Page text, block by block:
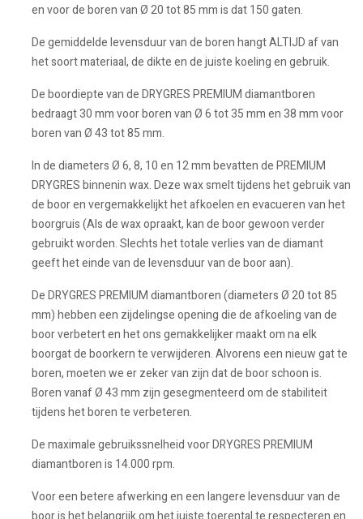
en voor de boren van Ø 20 tot 85 mm is dat 150 gaten.
De gemiddelde levensduur van de boren hangt ALTIJD af van
het soort materiaal, de dikte en de juiste koeling en gebruik.
De boordiepte van de DRYGRES PREMIUM diamantboren
bedraagt 30 mm voor boren van Ø 6 tot 35 mm en 38 mm voor
boren van Ø 43 tot 85 mm.
In de diameters Ø 6, 8, 10 en 12 mm bevatten de PREMIUM
DRYGRES binnenin wax. Deze wax smelt tijdens het gebruik van
de boor en vergemakkelijkt het afkoelen en evacueren van het
boorgruis (Als de wax opraakt, kan de boor gewoon verder
gebruikt worden. Slechts het totale verlies van de diamant
geeft het einde van de levensduur van de boor aan).
De DRYGRES PREMIUM diamantboren (diameters Ø 20 tot 85
mm) hebben een zijdelingse opening die de afkoeling van de
boor verbetert en het ons gemakkelijker maakt om na elk
boorgat de boorkern te verwijderen. Alvorens een nieuw gat te
boren, moeten we er zeker van zijn dat de boor schoon is.
Boren vanaf Ø 43 mm zijn gesegmenteerd om de stabiliteit
tijdens het boren te verbeteren.
De maximale gebruikssnelheid voor DRYGRES PREMIUM
diamantboren is 14.000 rpm.
Voor een betere afwerking en een langere levensduur van de